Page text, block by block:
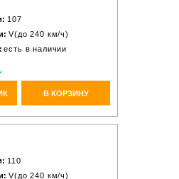
107
V(до 240 км/ч)
есть в наличии
В КОРЗИНУ
110
V(до 240 км/ч)